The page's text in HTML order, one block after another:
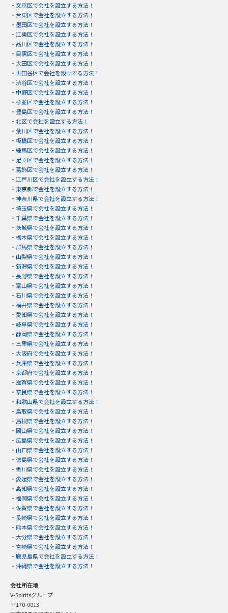
・ 文京区で会社を設立する方法！
・ 台東区で会社を設立する方法！
・ 墨田区で会社を設立する方法！
・ 江東区で会社を設立する方法！
・ 品川区で会社を設立する方法！
・ 目黒区で会社を設立する方法！
・ 大田区で会社を設立する方法！
・ 世田谷区で会社を設立する方法！
・ 渋谷区で会社を設立する方法！
・ 中野区で会社を設立する方法！
・ 杉並区で会社を設立する方法！
・ 豊島区で会社を設立する方法！
・ 北区で会社を設立する方法！
・ 荒川区で会社を設立する方法！
・ 板橋区で会社を設立する方法！
・ 練馬区で会社を設立する方法！
・ 足立区で会社を設立する方法！
・ 葛飾区で会社を設立する方法！
・ 江戸川区で会社を設立する方法！
・ 東京都で会社を設立する方法！
・ 神奈川県で会社を設立する方法！
・ 埼玉県で会社を設立する方法！
・ 千葉県で会社を設立する方法！
・ 茨城県で会社を設立する方法！
・ 栃木県で会社を設立する方法！
・ 群馬県で会社を設立する方法！
・ 山梨県で会社を設立する方法！
・ 新潟県で会社を設立する方法！
・ 長野県で会社を設立する方法！
・ 富山県で会社を設立する方法！
・ 石川県で会社を設立する方法！
・ 福井県で会社を設立する方法！
・ 愛知県で会社を設立する方法！
・ 岐阜県で会社を設立する方法！
・ 静岡県で会社を設立する方法！
・ 三重県で会社を設立する方法！
・ 大阪府で会社を設立する方法！
・ 兵庫県で会社を設立する方法！
・ 京都府で会社を設立する方法！
・ 滋賀県で会社を設立する方法！
・ 奈良県で会社を設立する方法！
・ 和歌山県で会社を設立する方法！
・ 鳥取県で会社を設立する方法！
・ 島根県で会社を設立する方法！
・ 岡山県で会社を設立する方法！
・ 広島県で会社を設立する方法！
・ 山口県で会社を設立する方法！
・ 徳島県で会社を設立する方法！
・ 香川県で会社を設立する方法！
・ 愛媛県で会社を設立する方法！
・ 高知県で会社を設立する方法！
・ 福岡県で会社を設立する方法！
・ 佐賀県で会社を設立する方法！
・ 長崎県で会社を設立する方法！
・ 熊本県で会社を設立する方法！
・ 大分県で会社を設立する方法！
・ 宮崎県で会社を設立する方法！
・ 鹿児島県で会社を設立する方法！
・ 沖縄県で会社を設立する方法！
会社所在地
V-Spiritsグループ
〒170-0013